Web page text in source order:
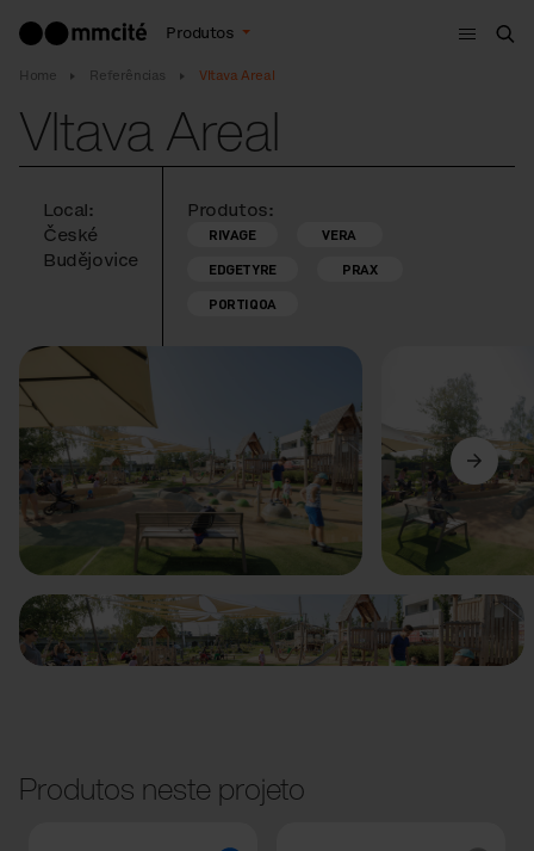
Produtos
Menu
Home Referências Vltava Areal
Vltava Areal
Local:
České
Budějovice
Produtos:
RIVAGE
VERA
EDGETYRE
PRAX
PORTIQOA
Anterior Seguinte
Produtos neste projeto